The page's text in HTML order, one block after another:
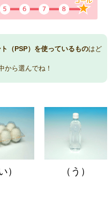
（PSP）を使っているものはど
から選んでね！
） （う）